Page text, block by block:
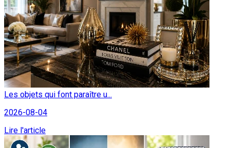
Les objets qui font paraître u...
2026-08-04
Lire l'article